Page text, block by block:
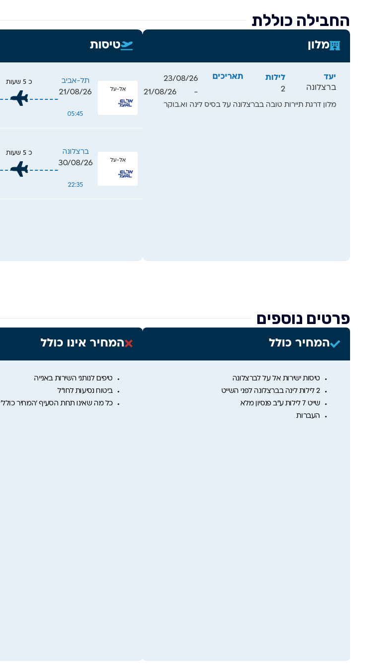
יצירות המופת של גאודי, כמו
הסגרדה פמיליה ופארק גואל,
החבילה כוללת
מלון
יעד
ברצלונה
לילות
2
תאריכים
23/08/26
-
21/08/26
מלון דרגת תיירות טובה בברצלונה על בסיס לינה וא.בוקר
טיסות
אל-על
תל-אביב כ 5 שעות
21/08/26
05:45
אל-על
ברצלונה כ 5 שעות
30/08/26
22:35
פרטים נוספים
המחיר כולל
טיסות ישירות אל על לברצלונה
2 לילות לינה בברצלונה לפני השייט
שייט 7 לילות ע”ב פנסיון מלא
העברות
המחיר אינו כולל
טיפים לנותני השירות באנייה
ביטוח נסיעות לחו”ל
כל מה שאינו תחת הסעיף ‘המחיר כולל’